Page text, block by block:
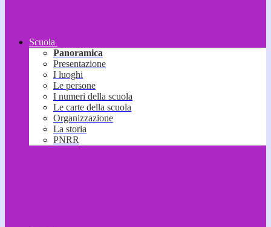
Scuola
Panoramica
Presentazione
I luoghi
Le persone
I numeri della scuola
Le carte della scuola
Organizzazione
La storia
PNRR